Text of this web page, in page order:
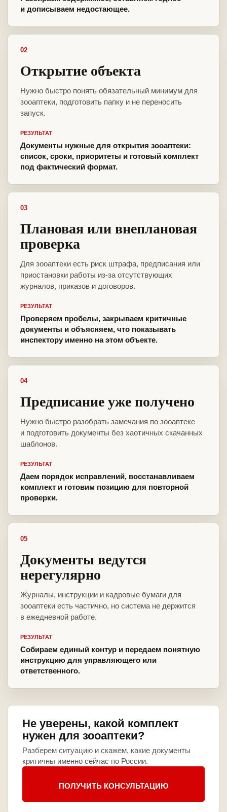
и дописываем недостающее.
02
Открытие объекта
Нужно быстро понять обязательный минимум для
зооаптеки, подготовить папку и не переносить
запуск.
РЕЗУЛЬТАТ
Документы нужные для открытия зооаптеки:
список, сроки, приоритеты и готовый комплект
под фактический формат.
03
Плановая или внеплановая
проверка
Для зооаптеки есть риск штрафа, предписания или
приостановки работы из-за отсутствующих
журналов, приказов и договоров.
РЕЗУЛЬТАТ
Проверяем пробелы, закрываем критичные
документы и объясняем, что показывать
инспектору именно на этом объекте.
04
Предписание уже получено
Нужно быстро разобрать замечания по зооаптеке
и подготовить документы без хаотичных скачанных
шаблонов.
РЕЗУЛЬТАТ
Даем порядок исправлений, восстанавливаем
комплект и готовим позицию для повторной
проверки.
05
Документы ведутся
нерегулярно
Журналы, инструкции и кадровые бумаги для
зооаптеки есть частично, но система не держится
в ежедневной работе.
РЕЗУЛЬТАТ
Собираем единый контур и передаем понятную
инструкцию для управляющего или
ответственного.
Не уверены, какой комплект
нужен для зооаптеки?
Разберем ситуацию и скажем, какие документы
критичны именно сейчас по России.
ПОЛУЧИТЬ КОНСУЛЬТАЦИЮ